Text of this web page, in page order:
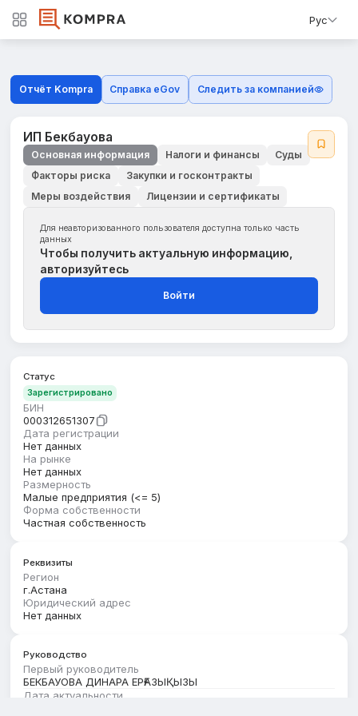
Рус
Отчёт Kompra Справка eGov Следить за компанией
ИП Бекбауова
Основная информация Налоги и финансы
Суды
Факторы риска
Закупки и госконтракты
Меры воздействия
Лицензии и сертификаты
Для неавторизованного пользователя доступна только часть
данных
Чтобы получить актуальную информацию,
авторизуйтесь
Войти
Статус
Зарегистрировано
БИН
000312651307
Дата регистрации
Нет данных
На рынке
Нет данных
Размерность
Малые предприятия (<= 5)
Форма собственности
Частная собственность
Реквизиты
Регион
г.Астана
Юридический адрес
Нет данных
Руководство
Первый руководитель
БЕКБАУОВА ДИНАРА ЕРҒАЗЫҚЫЗЫ
Дата актуальности